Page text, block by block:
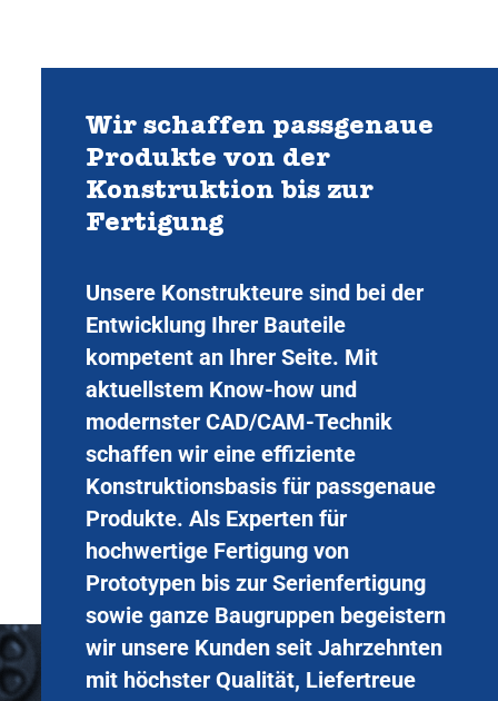
Wir schaffen passgenaue
Produkte von der
Konstruktion bis zur
Fertigung
Unsere Konstrukteure sind bei der
Entwicklung Ihrer Bauteile
kompetent an Ihrer Seite. Mit
aktuellstem Know-how und
modernster CAD/CAM-Technik
schaffen wir eine effiziente
Konstruktionsbasis für passgenaue
Produkte. Als Experten für
hochwertige Fertigung von
Prototypen bis zur Serienfertigung
sowie ganze Baugruppen begeistern
wir unsere Kunden seit Jahrzehnten
mit höchster Qualität, Liefertreue